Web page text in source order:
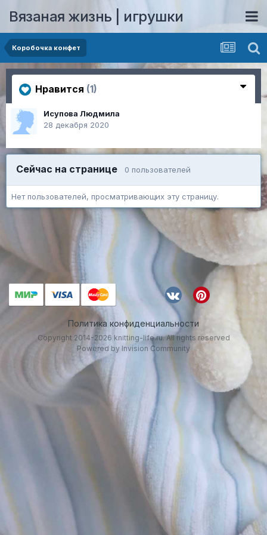
Вязаная жизнь | игрушки
Коробочка конфет
Нравится (1)
Исупова Людмила
28 декабря 2020
Сейчас на странице 0 пользователей
Нет пользователей, просматривающих эту страницу.
Политика конфиденциальности
Copyright 2014-2026 knitting-life.ru. All rights reserved
Powered by Invision Community